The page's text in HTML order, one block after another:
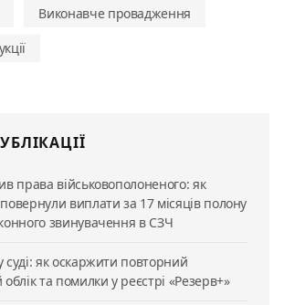
Виконавче провадження
права військовополоненого: як
виплати за 17 місяців полону
звинувачення в СЗЧ
суді: як оскаржити повторний
облік та помилки у реєстрі «Резерв+»